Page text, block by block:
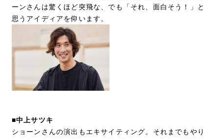
ーンさんは驚くほど突飛な、でも「それ、面白そう！」と
思うアイディアを仰います。
■中上サツキ
ショーンさんの演出もエキサイティング。それまでもやり